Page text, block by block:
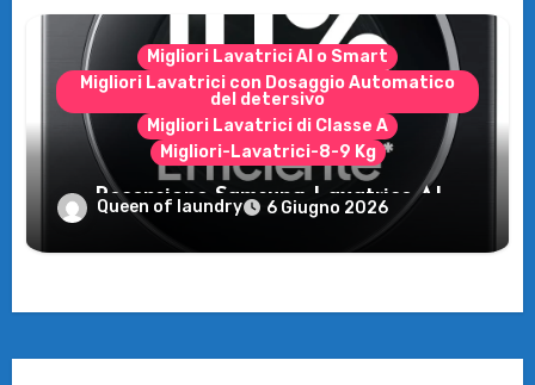
Migliori Lavatrici AI o Smart
Migliori Lavatrici con Dosaggio Automatico
del detersivo
Migliori Lavatrici di Classe A
Migliori-Lavatrici-8-9 Kg
Recensione Samsung Lavatrice AI
Control: tecnologia e risparmio per il tuo
Queen of laundry 6 Giugno 2026